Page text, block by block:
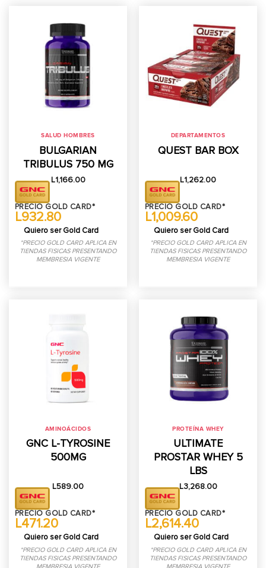
SALUD HOMBRES
BULGARIAN
TRIBULUS 750 MG
L1,166.00
PRECIO GOLD CARD*
L932.80
Quiero ser Gold Card
*PRECIO GOLD CARD APLICA EN
TIENDAS FISICAS PRESENTANDO
MEMBRESIA VIGENTE
DEPARTAMENTOS
QUEST BAR BOX
L1,262.00
PRECIO GOLD CARD*
L1,009.60
Quiero ser Gold Card
*PRECIO GOLD CARD APLICA EN
TIENDAS FISICAS PRESENTANDO
MEMBRESIA VIGENTE
AMINOÁCIDOS
GNC L-TYROSINE
500MG
L589.00
PRECIO GOLD CARD*
L471.20
Quiero ser Gold Card
*PRECIO GOLD CARD APLICA EN
TIENDAS FISICAS PRESENTANDO
MEMBRESIA VIGENTE
PROTEÍNA WHEY
ULTIMATE
PROSTAR WHEY 5
LBS
L3,268.00
PRECIO GOLD CARD*
L2,614.40
Quiero ser Gold Card
*PRECIO GOLD CARD APLICA EN
TIENDAS FISICAS PRESENTANDO
MEMBRESIA VIGENTE